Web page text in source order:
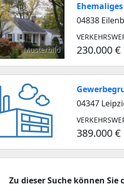
Musterbild
04838
230.000 €
04347
389.000 €
Zu dieser Suche können